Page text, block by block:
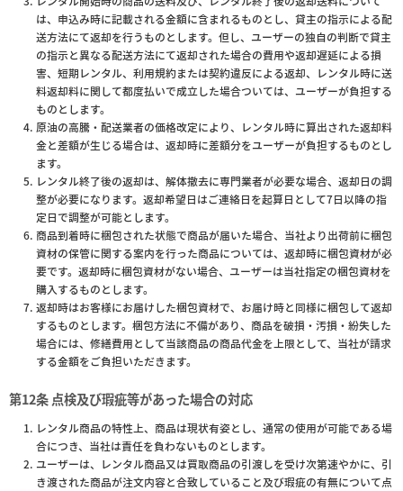
は、申込み時に記載される金額に含まれるものとし、貸主の指示による配
送方法にて返却を行うものとします。但し、ユーザーの独自の判断で貸主
の指示と異なる配送方法にて返却された場合の費用や返却遅延による損
害、短期レンタル、利用規約または契約違反による返却、レンタル時に送
料返却料に関して都度払いで成立した場合ついては、ユーザーが負担する
ものとします。
原油の高騰・配送業者の価格改定により、レンタル時に算出された返却料
金と差額が生じる場合は、返却時に差額分をユーザーが負担するものとし
ます。
レンタル終了後の返却は、解体撤去に専門業者が必要な場合、返却日の調
整が必要になります。返却希望日はご連絡日を起算日として7日以降の指
定日で調整が可能とします。
商品到着時に梱包された状態で商品が届いた場合、当社より出荷前に梱包
資材の保管に関する案内を行った商品については、返却時に梱包資材が必
要です。返却時に梱包資材がない場合、ユーザーは当社指定の梱包資材を
購入するものとします。
返却時はお客様にお届けした梱包資材で、お届け時と同様に梱包して返却
するものとします。梱包方法に不備があり、商品を破損・汚損・紛失した
場合には、修繕費用として当該商品の商品代金を上限として、当社が請求
する金額をご負担いただきます。
第12条 点検及び瑕疵等があった場合の対応
レンタル商品の特性上、商品は現状有姿とし、通常の使用が可能である場
合につき、当社は責任を負わないものとします。
ユーザーは、レンタル商品又は買取商品の引渡しを受け次第速やかに、引
き渡された商品が注文内容と合致していること及び瑕疵の有無について点